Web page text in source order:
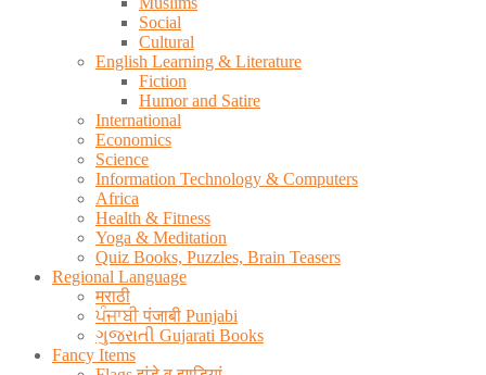
Social
Cultural
English Learning & Literature
Fiction
Humor and Satire
International
Economics
Science
Information Technology & Computers
Africa
Health & Fitness
Yoga & Meditation
Quiz Books, Puzzles, Brain Teasers
Regional Language
मराठी
ਪੰਜਾਬੀ पंजाबी Punjabi
ગુજરાતી Gujarati Books
Fancy Items